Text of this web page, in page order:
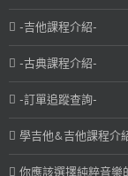
-吉他課程介紹-
-古典課程介紹-
-訂單追蹤查詢-
學吉他&吉他課程介
你應該選擇純粹音樂